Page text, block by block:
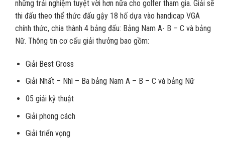
những trải nghiệm tuyệt vời hơn nữa cho golfer tham gia. Giải sẽ
thi đấu theo thể thức đấu gậy 18 hố dựa vào handicap VGA
chính thức, chia thành 4 bảng đấu: Bảng Nam A- B – C và bảng
Nữ. Thông tin cơ cấu giải thưởng bao gồm:
Giải Best Gross
Giải Nhất – Nhì – Ba bảng Nam A – B – C và bảng Nữ
05 giải kỹ thuật
Giải phong cách
Giải triển vọng